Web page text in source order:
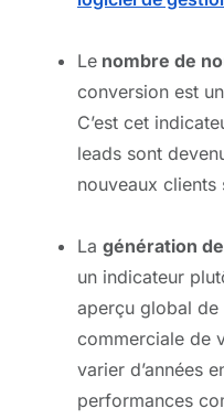
Le nombre de
conversion est
C’est cet
leads sont
nouveaux clients
La génération de
un indicateur
aperçu global
commerciale de
varier d’années
performances